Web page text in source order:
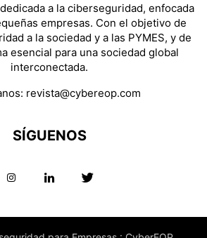
a la ciberseguridad, enfocada
empresas. Con el objetivo de
a la sociedad y a las PYMES, y de
esencial para una sociedad global
interconectada.
revista@cybereop.com
SÍGUENOS